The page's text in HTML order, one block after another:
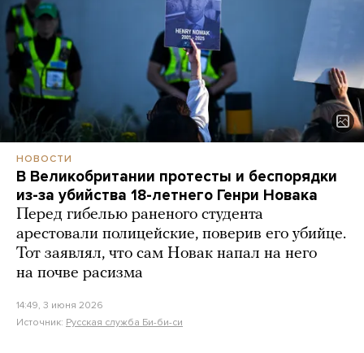
НОВОСТИ
В Великобритании протесты и беспорядки
из-за убийства 18-летнего Генри Новака
Перед гибелью раненого студента
арестовали полицейские, поверив его убийце.
Тот заявлял, что сам Новак напал на него
на почве расизма
14:49, 3 июня 2026
Источник: Русская служба Би-би-си